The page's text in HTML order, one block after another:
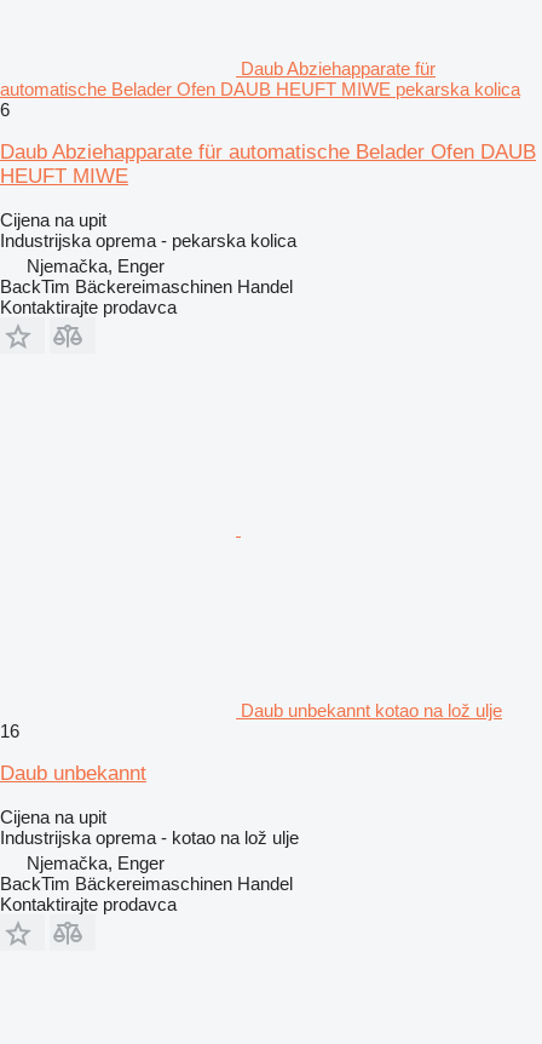
Daub Abziehapparate für
automatische Belader Ofen DAUB HEUFT MIWE pekarska kolica
6
Daub Abziehapparate für automatische Belader Ofen DAUB
HEUFT MIWE
Cijena na upit
Industrijska oprema - pekarska kolica
Njemačka, Enger
BackTim Bäckereimaschinen Handel
Kontaktirajte prodavca
Daub unbekannt kotao na lož ulje
16
Daub unbekannt
Cijena na upit
Industrijska oprema - kotao na lož ulje
Njemačka, Enger
BackTim Bäckereimaschinen Handel
Kontaktirajte prodavca